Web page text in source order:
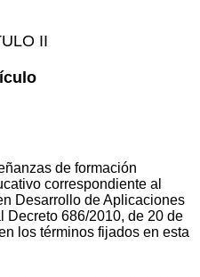
II
de formación
correspondiente al
Desarrollo de Aplicaciones
Decreto 686/2010, de 20 de
los términos fijados en esta